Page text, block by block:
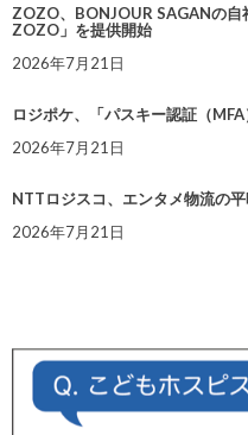
ZOZO、BONJOUR SAGANの
ZOZO」を提供開始
2026年7月21日
ロジポケ、「パスキー認証（
2026年7月21日
NTTロジスコ、エンタメ物流の
2026年7月21日